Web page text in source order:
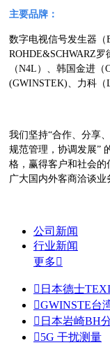
主要品牌：
数字电视信号发生器（
ROHDE&SCHWARZ
（N4L）、韩国金进
(GWINSTEK)、力科（
我们坚持“合作、分享
规范管理，协调发展”
格，赢得客户和社会
广大国内外客商洽谈业
公司新闻
行业新闻
更多
 日本德士
GWINSTE台
 日本岩崎BH
5G 干扰测量